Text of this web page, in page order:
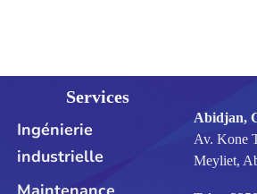
Services
Ingénierie
industrielle
Abidjan,
Av. Kone
Meyliet,